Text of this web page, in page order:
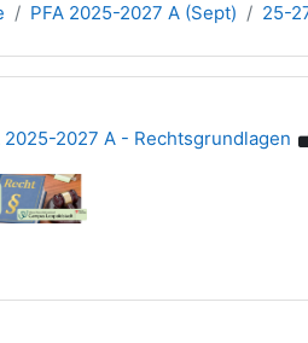
PFA 2025-2027 A (Sept) 25-
2025-2027 A - Rechtsgrundlagen